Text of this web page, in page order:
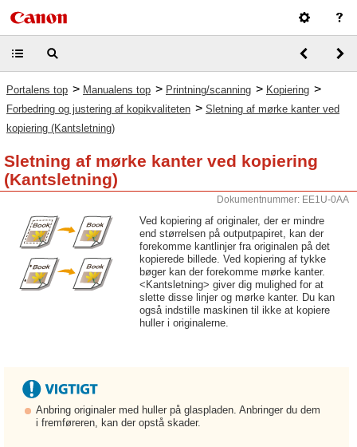
Portalens top > Manualens top > Printning/scanning > Kopiering >
Forbedring og justering af kopikvaliteten > Sletning af mørke kanter ved
kopiering (Kantsletning)
Sletning af mørke kanter ved kopiering
(Kantsletning)
Dokumentnummer: EE1U-0AA
Ved kopiering af originaler, der er mindre
end størrelsen på outputpapiret, kan der
forekomme kantlinjer fra originalen på det
kopierede billede. Ved kopiering af tykke
bøger kan der forekomme mørke kanter.
<Kantsletning> giver dig mulighed for at
slette disse linjer og mørke kanter. Du kan
også indstille maskinen til ikke at kopiere
huller i originalerne.
Anbring originaler med huller på glaspladen. Anbringer du dem
i fremføreren, kan der opstå skader.